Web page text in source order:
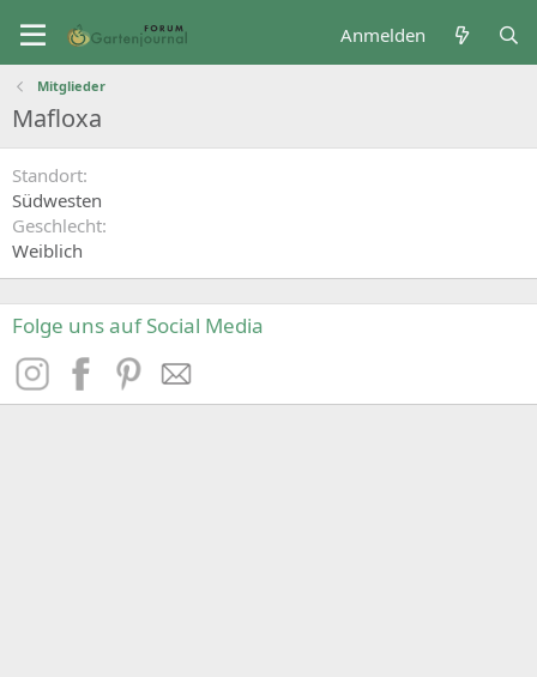
Anmelden
Mitglieder
Mafloxa
Standort
Südwesten
Geschlecht
Weiblich
Folge uns auf Social Media